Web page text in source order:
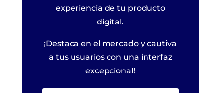
experiencia de tu producto
digital.
¡Destaca en el mercado y cautiva
a tus usuarios con una interfaz
excepcional!